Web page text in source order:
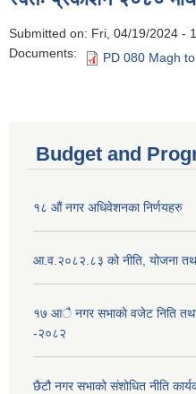
Submitted on: Fri, 04/19/2024 -
Documents:
PD 080 Magh
Budget and
१८ औं नगर अधिवेशनका निर्णयहरु
आ.व.२०८२.८३ को नीति, योजना
१७ आै नगर सभाकाे वजेट निति तथा
-२०८२
छैटौ नगर सभाको संशोधित नीति